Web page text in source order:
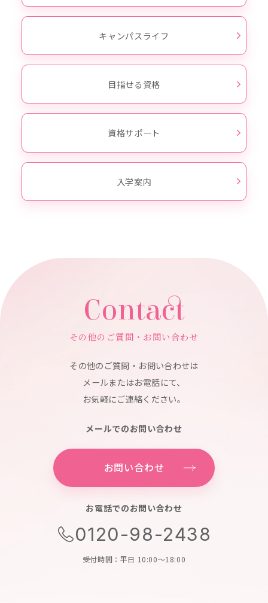
キャンパスライフ
目指せる資格
資格サポート
入学案内
Contact
その他のご質問・お問い合わせ
その他のご質問・お問い合わせは
メールまたはお電話にて、
お気軽にご連絡ください。
メールでのお問い合わせ
お問い合わせ
お電話でのお問い合わせ
0120-98-2438
受付時間：平日 10:00～18:00